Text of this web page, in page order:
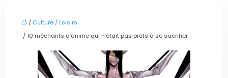
/ Culture / Loisirs
/ 10 méchants d’anime qui n’était pas prêts à se sacrifier